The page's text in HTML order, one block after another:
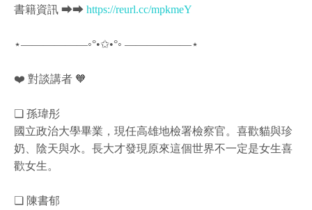
書籍資訊 ⮕⮕ https://reurl.cc/mpkmeY
⋆——————◦°•✩•°◦ ——————⋆
❤️️ 對談講者 🧡
❏ 孫瑋彤
國立政治大學畢業，現任高雄地檢署檢察官。喜歡貓與珍
奶、陰天與水。長大才發現原來這個世界不一定是女生喜
歡女生。
❏ 陳書郁